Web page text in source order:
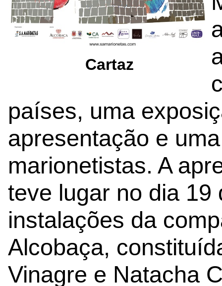
Cartaz
países, uma
apresentação e
marionetistas. A
teve lugar no dia 19
instalações da
Alcobaça,
Vinagre e Natacha